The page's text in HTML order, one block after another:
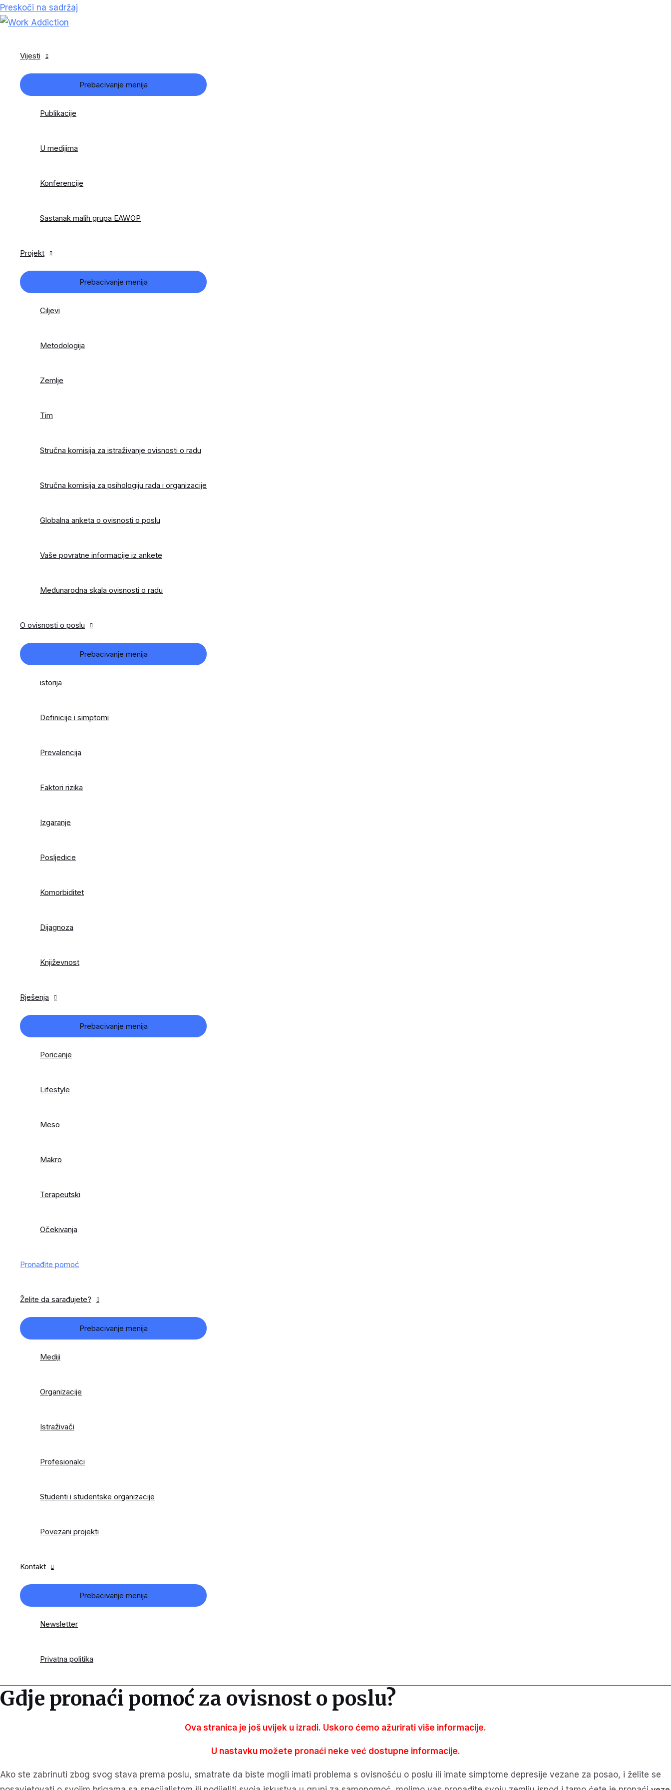
Preskoči na sadržaj
Vijesti
Prebacivanje menija
Publikacije
U medijima
Konferencije
Sastanak malih grupa EAWOP
Projekt
Prebacivanje menija
Ciljevi
Metodologija
Zemlje
Tim
Stručna komisija za istraživanje ovisnosti o radu
Stručna komisija za psihologiju rada i organizacije
Globalna anketa o ovisnosti o poslu
Vaše povratne informacije iz ankete
Međunarodna skala ovisnosti o radu
O ovisnosti o poslu
Prebacivanje menija
istorija
Definicije i simptomi
Prevalencija
Faktori rizika
Izgaranje
Posljedice
Komorbiditet
Dijagnoza
Književnost
Rješenja
Prebacivanje menija
Poricanje
Lifestyle
Meso
Makro
Terapeutski
Očekivanja
Pronađite pomoć
Želite da sarađujete?
Prebacivanje menija
Mediji
Organizacije
Istraživači
Profesionalci
Studenti i studentske organizacije
Povezani projekti
Kontakt
Prebacivanje menija
Newsletter
Privatna politika
Gdje pronaći pomoć za ovisnost o poslu?
Ova stranica je još uvijek u izradi. Uskoro ćemo ažurirati više informacije.
U nastavku možete pronaći neke već dostupne informacije.
Ako ste zabrinuti zbog svog stava prema poslu, smatrate da biste mogli imati problema s ovisnošću o poslu ili imate simptome depresije vezane za posao, i želite se